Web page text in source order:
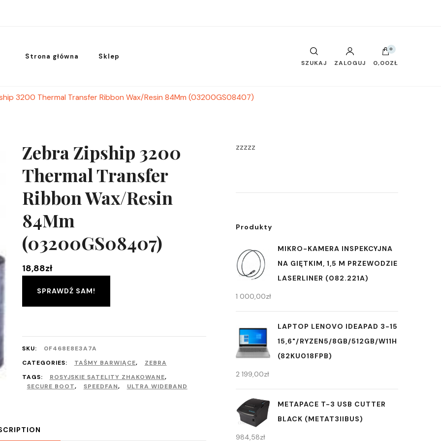
Strona główna Sklep
SZUKAJ ZALOGUJ
0
0,00ZŁ
3200 Thermal Transfer Ribbon Wax/Resin 84Mm (03200GS08407)
Zebra Zipship 3200
Thermal Transfer
Ribbon Wax/Resin
84Mm
(03200GS08407)
18,88zł
SPRAWDŹ SAM!
SKU:
0F468E8E3A7A
CATEGORIES:
TAŚMY BARWIĄCE,
ZEBRA
TAGS:
ROSYJSKIE SATELITY ZHAKOWANE,
SECURE BOOT, SPEEDFAN, ULTRA WIDEBAND
zzzzz
Produkty
MIKRO-KAMERA INSPEKCYJNA
NA GIĘTKIM, 1,5 M PRZEWODZIE
LASERLINER (082.221A)
1 000,00zł
LAPTOP LENOVO IDEAPAD 3-15
15,6"/RYZEN5/8GB/512GB/W11H
(82KU018FPB)
2 199,00zł
METAPACE T-3 USB CUTTER
BLACK (METAT3IIBUS)
984,58zł